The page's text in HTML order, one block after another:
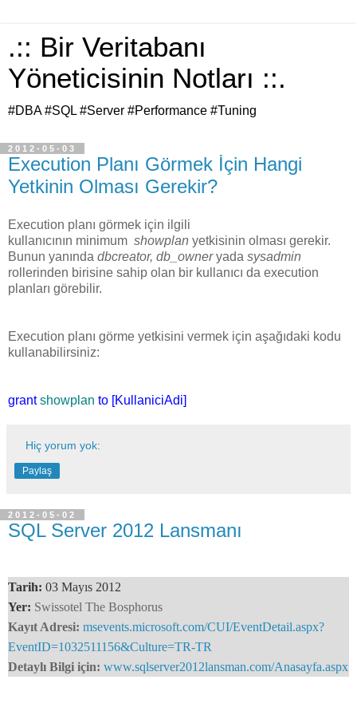
.:: Bir Veritabanı
Yöneticisinin Notları ::.
#DBA #SQL #Server #Performance #Tuning
2012-05-03
Execution Planı Görmek İçin Hangi
Yetkinin Olması Gerekir?
Execution planı görmek için ilgili
kullanıcının minimum showplan yetkisinin olması gerekir.
Bunun yanında dbcreator, db_owneryada sysadmin
rollerinden birisine sahip olan bir kullanıcı da execution
planları görebilir.
Execution planı görme yetkisini vermek için aşağıdaki kodu
kullanabilirsiniz:
grantshowplan to [KullaniciAdi]
Hiç yorum yok:
Paylaş
2012-05-02
SQL Server 2012 Lansmanı
Tarih: 03 Mayıs 2012
Yer: Swissotel The Bosphorus
Kayıt Adresi: msevents.microsoft.com/CUI/EventDetail.aspx?
EventID=1032511156&Culture=TR-TR
Detaylı Bilgi için: www.sqlserver2012lansman.com/Anasayfa.aspx